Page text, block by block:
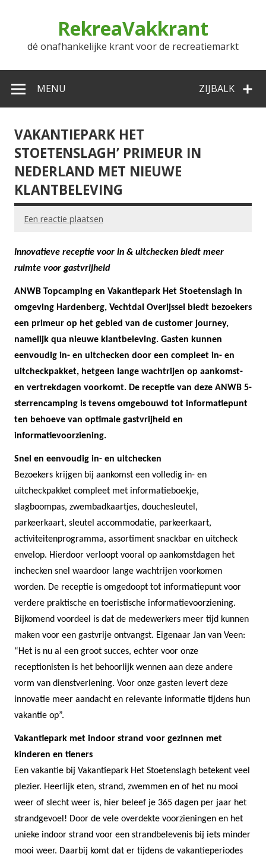
RekreaVakkrant
dé onafhankelijke krant voor de recreatiemarkt
ZIJBALK
MENU
VAKANTIEPARK HET
STOETENSLAGH’ PRIMEUR IN
NEDERLAND MET NIEUWE
KLANTBELEVING
Een reactie plaatsen
Innovatieve receptie voor in & uitchecken biedt meer
ruimte voor gastvrijheid
ANWB Topcamping en Vakantiepark Het Stoetenslagh in
omgeving Hardenberg, Vechtdal Overijssel biedt bezoekers
een primeur op het gebied van de customer journey,
namelijk qua nieuwe klantbeleving. Gasten kunnen
eenvoudig in- en uitchecken door een compleet in- en
uitcheckpakket, hetgeen lange wachtrijen op aankomst-
en vertrekdagen voorkomt. De receptie van deze ANWB 5-
sterrencamping is tevens omgebouwd tot informatiepunt
ten behoeve van optimale gastvrijheid en
informatievoorziening.
Snel en eenvoudig in- en uitchecken
Bezoekers krijgen bij aankomst een volledig in- en
uitcheckpakket compleet met informatieboekje,
slagboompas, zwembadkaartjes, douchesleutel,
parkeerkaart, sleutel accommodatie, parkeerkaart,
activiteitenprogramma, assortiment snackbar en uitcheck
envelop. Hierdoor verloopt vooral op aankomstdagen het
inchecken snel waardoor lange wachtrijen voorkomen
worden. De receptie is omgedoopt tot informatiepunt voor
verdere praktische en toeristische informatievoorziening.
Bijkomend voordeel is dat de medewerkers meer tijd kunnen
maken voor een gastvrije ontvangst. Eigenaar Jan van Veen:
“Het is nu al een groot succes, echter voor onze
receptionisten is het behoorlijk wennen aan deze andere
vorm van dienstverlening. Voor onze gasten levert deze
innovatie meer aandacht en relevante informatie tijdens hun
vakantie op”.
Vakantiepark met indoor strand voor gezinnen met
kinderen en tieners
Een vakantie bij Vakantiepark Het Stoetenslagh betekent veel
plezier. Heerlijk eten, strand, zwemmen en of het nu mooi
weer of slecht weer is, hier beleef je 365 dagen per jaar het
strandgevoel! Door de vele overdekte voorzieningen en het
unieke indoor strand voor een strandbelevenis bij iets minder
mooi weer. Daarbij komt dat er tijdens de vakantieperiodes